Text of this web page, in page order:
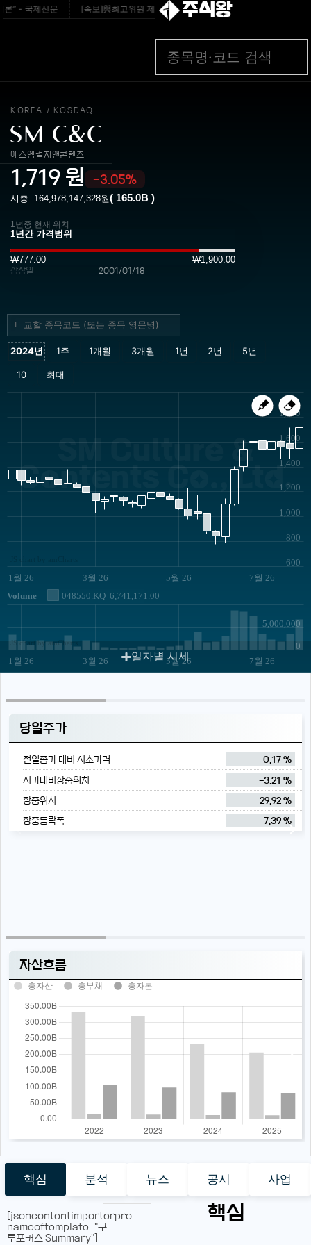
” - 국제신문 [속보]與최고위원 제주·인천 순회경선…박선원·최민희·서미화·
주식왕
KOREA / KOSDAQ
SM C&C
에스엠컬처앤콘텐츠
1,719원 -3.05%
시총: 164,978,147,328원( 165.0B )
1년중 현재 위치
₩777.00 ₩1,900.00
상장일 2001/01/18
SM Culture &
Contents Co., Ltd.
1월 26 3월 26 5월 26 7월 26
600
800
1,000
1,200
1,400
1,600
1,800
Volume 048550.KQ 6,741,171.00
1월 26 3월 26 5월 26 7월 26
0
5,000,000
JS chart by amCharts
일자별 시세
당일주가
전일종가 대비 시초가격
0.17 %
시가대비장중위치
-3.21 %
장중위치
29.92 %
장중등락폭
7.39 %
자산흐름
총자산 총부채 총자본
핵심 분석 뉴스 공시 사업
핵심
[jsoncontentimporterpro
nameoftemplate="구
루포커스 Summary"]